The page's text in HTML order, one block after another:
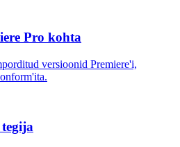
Pro kohta
versioonid Premiere'i,